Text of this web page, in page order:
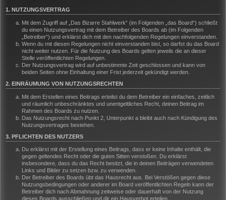
1. NUTZUNGSVERTRAG
Mit dem Zugriff auf „Das Bizarre Stahlwerk“ (im Folgenden „das Board“) schließt
du einen Nutzungsvertrag mit dem Betreiber des Boards ab (im Folgenden
„Betreiber“) und erklärst dich mit den nachfolgenden Regelungen einverstanden.
Wenn du mit diesen Regelungen nicht einverstanden bist, so darfst du das Board
nicht weiter nutzen. Für die Nutzung des Boards gelten jeweils die an dieser
Stelle veröffentlichten Regelungen.
Der Nutzungsvertrag wird auf unbestimmte Zeit geschlossen und kann von
beiden Seiten ohne Einhaltung einer Frist jederzeit gekündigt werden.
2. EINRÄUMUNG VON NUTZUNGSRECHTEN
Mit dem Erstellen eines Beitrags erteilst du dem Betreiber ein einfaches, zeitlich
und räumlich unbeschränktes und unentgeltliches Recht, deinen Beitrag im
Rahmen des Boards zu nutzen.
Das Nutzungsrecht nach Punkt 2, Unterpunkt a bleibt auch nach Kündigung des
Nutzungsvertrages bestehen.
3. PFLICHTEN DES NUTZERS
Du erklärst mit der Erstellung eines Beitrags, dass er keine Inhalte enthält, die
gegen geltendes Recht oder die guten Sitten verstoßen. Du erklärst
insbesondere, dass du das Recht besitzt, die in deinen Beiträgen verwendeten
Links und Bilder zu setzen bzw. zu verwenden.
Der Betreiber des Boards übt das Hausrecht aus. Bei Verstößen gegen diese
Nutzungsbedingungen oder anderer im Board veröffentlichten Regeln kann der
Betreiber dich nach Abmahnung zeitweise oder dauerhaft von der Nutzung
dieses Boards ausschließen und dir ein Hausverbot erteilen.